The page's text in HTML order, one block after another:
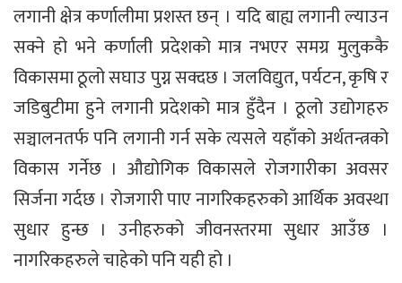
लगानी क्षेत्र कर्णालीमा प्रशस्त छन् । यदि बाह्य लगानी ल्याउन
सक्ने हो भने कर्णाली प्रदेशको मात्र नभएर समग्र मुलुककै
विकासमा ठूलो सघाउ पुग्न सक्दछ । जलविद्युत, पर्यटन, कृषि र
जडिबुटीमा हुने लगानी प्रदेशको मात्र हुँदैन । ठूलो उद्योगहरु
सञ्चालनतर्फ पनि लगानी गर्न सके त्यसले यहाँको अर्थतन्त्रको
विकास गर्नेछ । औद्योगिक विकासले रोजगारीका अवसर
सिर्जना गर्दछ । रोजगारी पाए नागरिकहरुको आर्थिक अवस्था
सुधार हुन्छ । उनीहरुको जीवनस्तरमा सुधार आउँछ ।
नागरिकहरुले चाहेको पनि यही हो ।